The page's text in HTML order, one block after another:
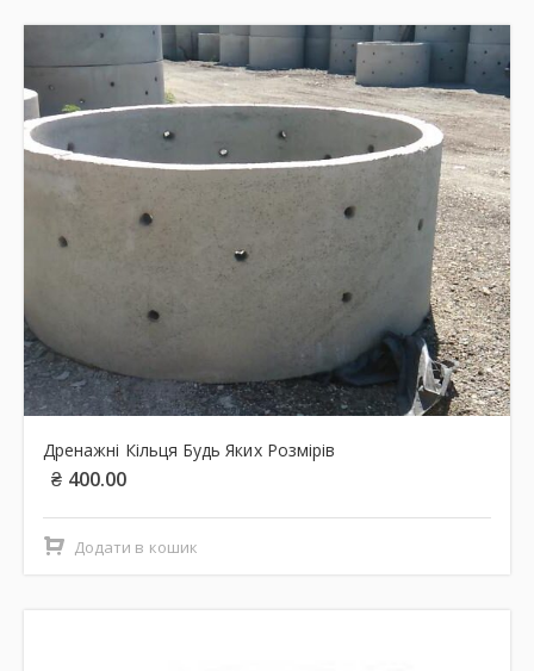
Дренажні Кільця Будь Яких Розмірів
₴ 400.00
Додати в кошик